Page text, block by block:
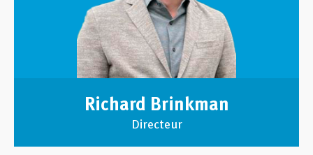
Richard Brinkman
Directeur